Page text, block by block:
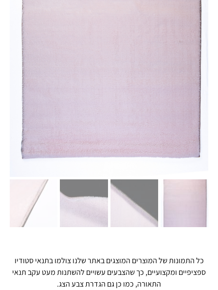
כל התמונות של המוצרים המוצגים באתר שלנו צולמו בתנאי סטודיו
ספציפיים ומקצועיים, כך שהצבעים עשויים להשתנות מעט עקב תנאי
התאורה, כמו כן גם הגדרת צבע הצג.